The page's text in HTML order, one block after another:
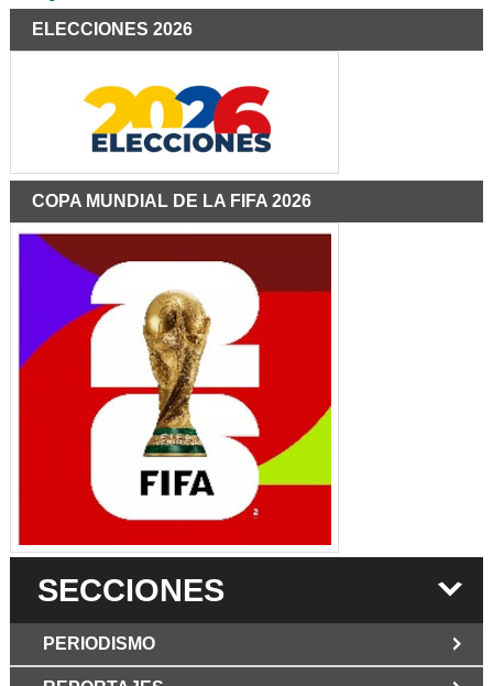
ELECCIONES 2026
COPA MUNDIAL DE LA FIFA 2026
SECCIONES
PERIODISMO